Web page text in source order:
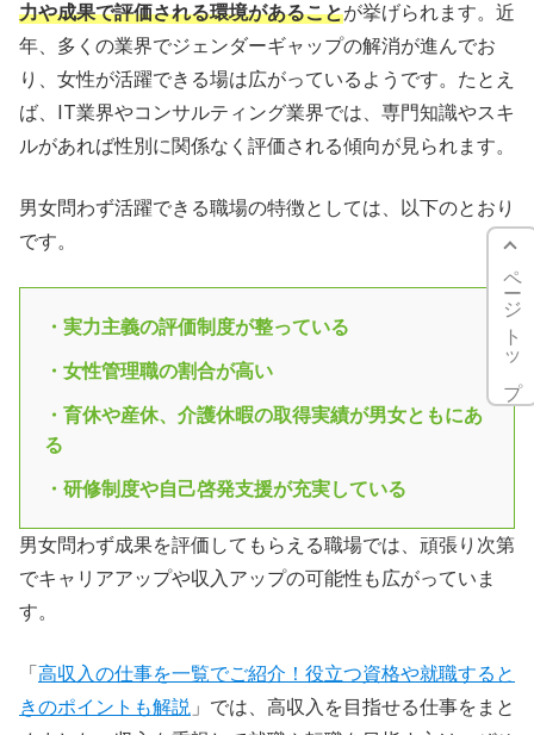
力や成果で評価される環境があることが挙げられます。近
年、多くの業界でジェンダーギャップの解消が進んでお
り、女性が活躍できる場は広がっているようです。たとえ
ば、IT業界やコンサルティング業界では、専門知識やスキ
ルがあれば性別に関係なく評価される傾向が見られます。
男女問わず活躍できる職場の特徴としては、以下のとおり
です。
・実力主義の評価制度が整っている
・女性管理職の割合が高い
・育休や産休、介護休暇の取得実績が男女ともにあ
る
・研修制度や自己啓発支援が充実している
男女問わず成果を評価してもらえる職場では、頑張り次第
でキャリアアップや収入アップの可能性も広がっていま
す。
「 高収入の仕事を一覧でご紹介！役立つ資格や就職すると
きのポイントも解説 」では、高収入を目指せる仕事をまと
ページトップ